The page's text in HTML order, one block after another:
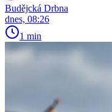
Budějcká Drbna
dnes, 08:26
1 min